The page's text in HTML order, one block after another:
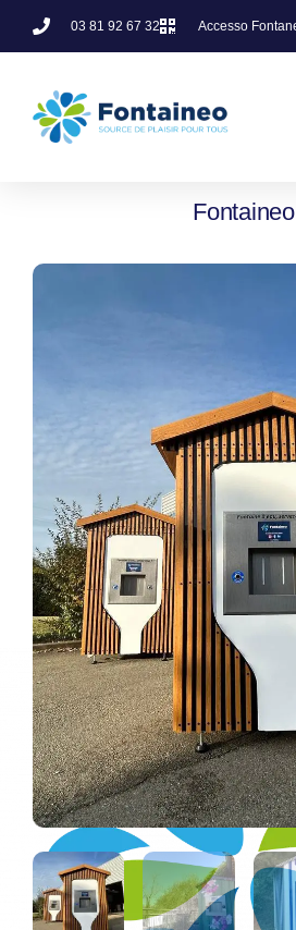
03 81 92 67 32 Accesso
Fontaineo